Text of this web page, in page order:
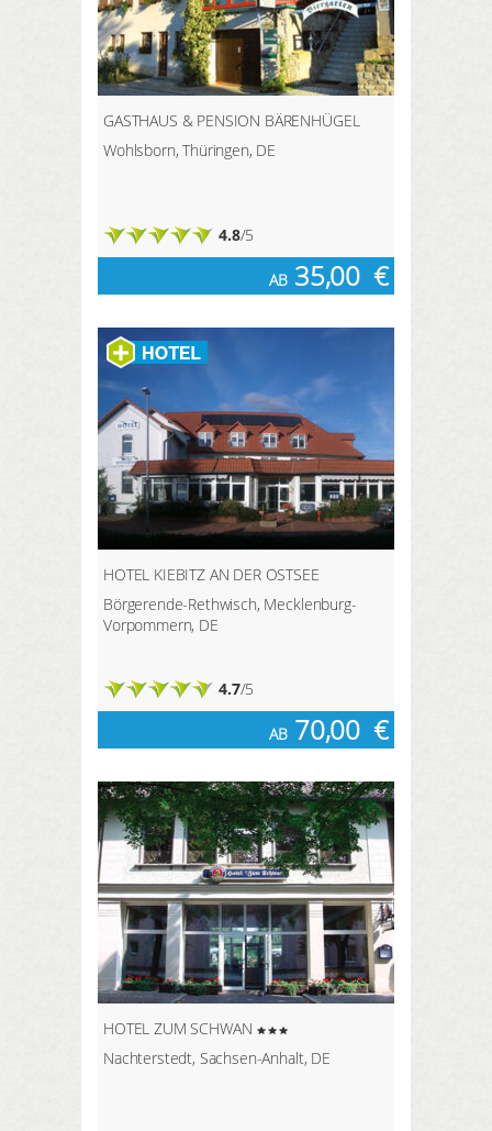
GASTHAUS & PENSION BÄRENHÜGEL
Wohlsborn, Thüringen, DE
4.8/5
AB 35,00 €
HOTEL KIEBITZ AN DER OSTSEE
Börgerende-Rethwisch, Mecklenburg-
Vorpommern, DE
4.7/5
AB 70,00 €
HOTEL ZUM SCHWAN
Nachterstedt, Sachsen-Anhalt, DE